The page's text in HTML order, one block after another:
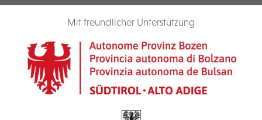
Mit freundlicher Unterstützung